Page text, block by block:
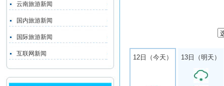
云南旅游新闻
国内旅游新闻
国际旅游新闻
互联网新闻 12日（今天） 13日（明天）